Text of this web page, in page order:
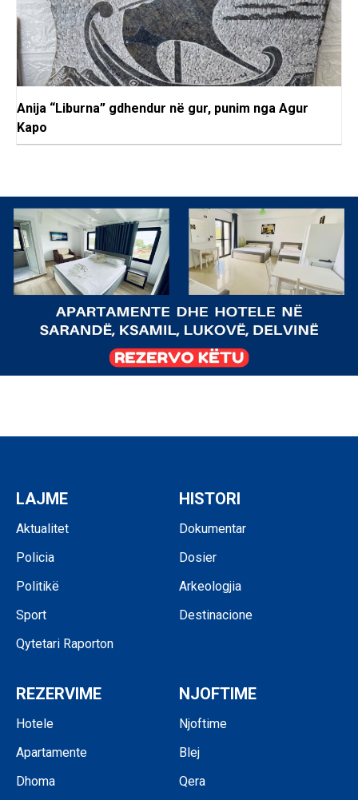
Anija “Liburna” gdhendur në gur, punim nga Agur
Kapo
LAJME
Aktualitet
Policia
Politikë
Sport
Qytetari Raporton
HISTORI
Dokumentar
Dosier
Arkeologjia
Destinacione
REZERVIME
Hotele
Apartamente
Dhoma
NJOFTIME
Njoftime
Blej
Qera